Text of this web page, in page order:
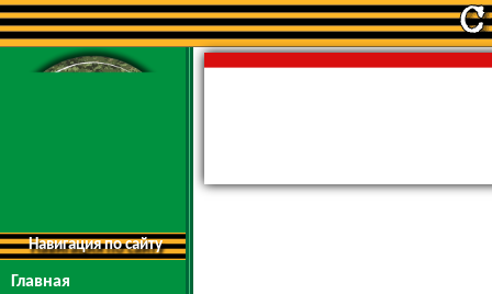
Навигация по сайту
Главная